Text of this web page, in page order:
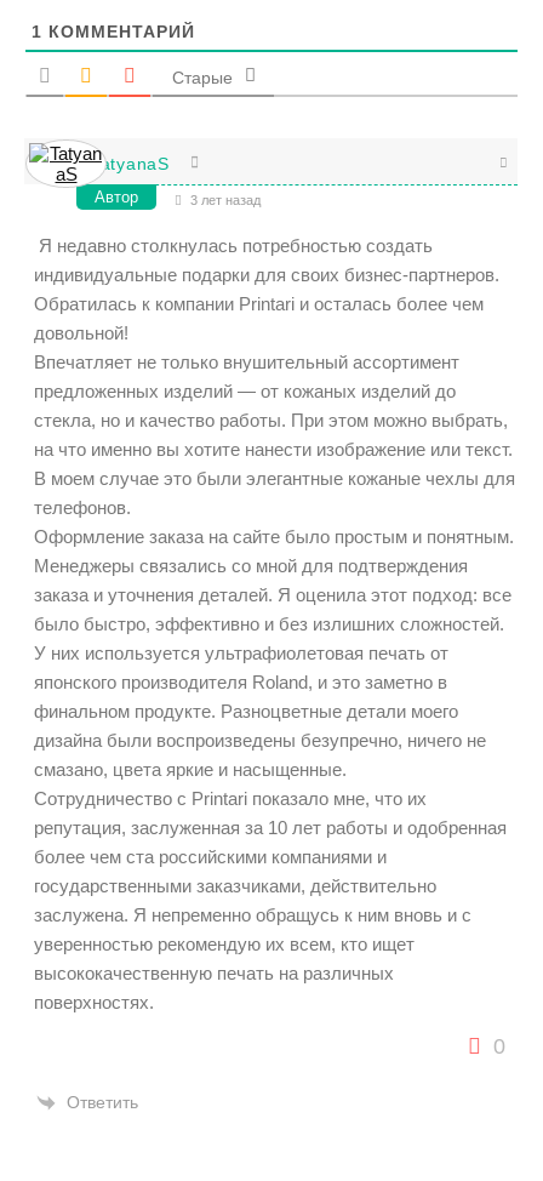
1 КОММЕНТАРИЙ
Старые
TatyanaS
Автор 3 лет назад
Я недавно столкнулась потребностью создать
индивидуальные подарки для своих бизнес-партнеров.
Обратилась к компании Printari и осталась более чем
довольной!
Впечатляет не только внушительный ассортимент
предложенных изделий — от кожаных изделий до
стекла, но и качество работы. При этом можно выбрать,
на что именно вы хотите нанести изображение или текст.
В моем случае это были элегантные кожаные чехлы для
телефонов.
Оформление заказа на сайте было простым и понятным.
Менеджеры связались со мной для подтверждения
заказа и уточнения деталей. Я оценила этот подход: все
было быстро, эффективно и без излишних сложностей.
У них используется ультрафиолетовая печать от
японского производителя Roland, и это заметно в
финальном продукте. Разноцветные детали моего
дизайна были воспроизведены безупречно, ничего не
смазано, цвета яркие и насыщенные.
Сотрудничество с Printari показало мне, что их
репутация, заслуженная за 10 лет работы и одобренная
более чем ста российскими компаниями и
государственными заказчиками, действительно
заслужена. Я непременно обращусь к ним вновь и с
уверенностью рекомендую их всем, кто ищет
высококачественную печать на различных
поверхностях.
0
Ответить